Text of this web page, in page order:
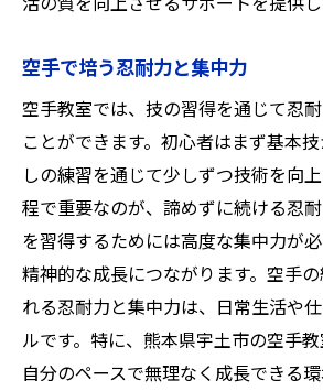
空手で培う忍耐力と集中力
空手教室では、技の習得を通じて忍
ことができます。初心者はまず基本
しの練習を通じて少しずつ技術を向
程で重要なのが、諦めずに続ける忍
を習得するためには高度な集中力が
精神的な成長につながります。空手
れる忍耐力と集中力は、日常生活や
ルです。特に、熊本県宇土市の空手
自分のペースで無理なく成長できる